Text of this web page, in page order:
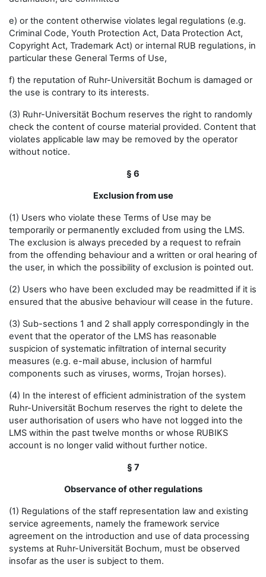
e) or the content otherwise violates legal regulations (e.g.
Criminal Code, Youth Protection Act, Data Protection Act,
Copyright Act, Trademark Act) or internal RUB regulations, in
particular these General Terms of Use,
f) the reputation of Ruhr-Universität Bochum is damaged or
the use is contrary to its interests.
(3) Ruhr-Universität Bochum reserves the right to randomly
check the content of course material provided. Content that
violates applicable law may be removed by the operator
without notice.
§ 6
Exclusion from use
(1) Users who violate these Terms of Use may be
temporarily or permanently excluded from using the LMS.
The exclusion is always preceded by a request to refrain
from the offending behaviour and a written or oral hearing of
the user, in which the possibility of exclusion is pointed out.
(2) Users who have been excluded may be readmitted if it is
ensured that the abusive behaviour will cease in the future.
(3) Sub-sections 1 and 2 shall apply correspondingly in the
event that the operator of the LMS has reasonable
suspicion of systematic infiltration of internal security
measures (e.g. e-mail abuse, inclusion of harmful
components such as viruses, worms, Trojan horses).
(4) In the interest of efficient administration of the system
Ruhr-Universität Bochum reserves the right to delete the
user authorisation of users who have not logged into the
LMS within the past twelve months or whose RUBIKS
account is no longer valid without further notice.
§ 7
Observance of other regulations
(1) Regulations of the staff representation law and existing
service agreements, namely the framework service
agreement on the introduction and use of data processing
systems at Ruhr-Universität Bochum, must be observed
insofar as the user is subject to them.